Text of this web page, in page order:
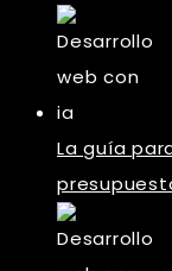
La guía